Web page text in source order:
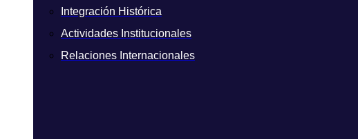
Integración Histórica
Actividades Institucionales
Relaciones Internacionales